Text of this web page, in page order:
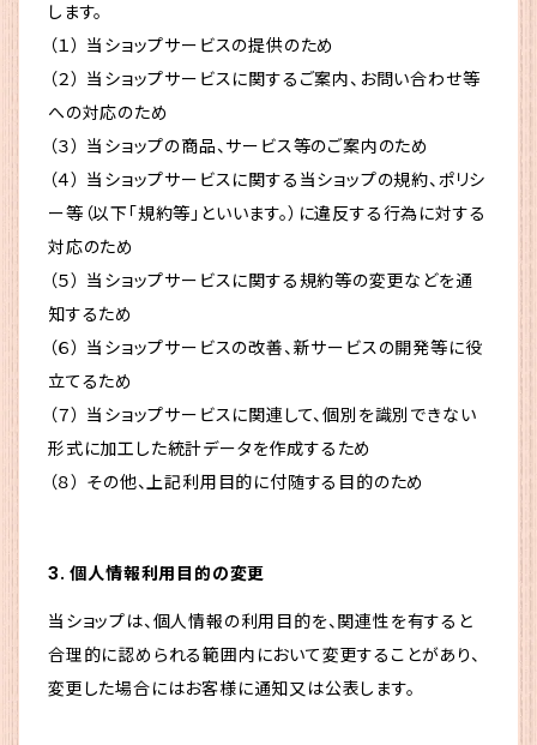
します。
（１） 当ショップサービスの提供のため
（２） 当ショップサービスに関するご案内、お問い合わせ等
への対応のため
（３） 当ショップの商品、サービス等のご案内のため
（４） 当ショップサービスに関する当ショップの規約、ポリシ
ー等（以下「規約等」といいます。）に違反する行為に対する
対応のため
（５） 当ショップサービスに関する規約等の変更などを通
知するため
（６） 当ショップサービスの改善、新サービスの開発等に役
立てるため
（７） 当ショップサービスに関連して、個別を識別できない
形式に加工した統計データを作成するため
（８） その他、上記利用目的に付随する目的のため
3. 個人情報利用目的の変更
当ショップは、個人情報の利用目的を、関連性を有すると
合理的に認められる範囲内において変更することがあり、
変更した場合にはお客様に通知又は公表します。